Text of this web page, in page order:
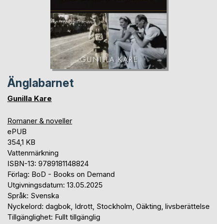
Änglabarnet
Gunilla Kare
Romaner & noveller
ePUB
354,1 KB
Vattenmärkning
ISBN-13: 9789181148824
Förlag: BoD - Books on Demand
Utgivningsdatum: 13.05.2025
Språk: Svenska
Nyckelord: dagbok, Idrott, Stockholm, Oäkting, livsberättelse
Tillgänglighet: Fullt tillgänglig